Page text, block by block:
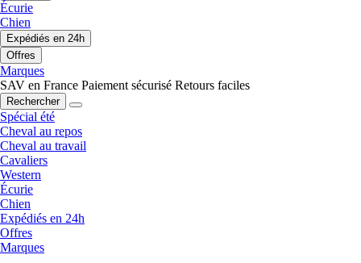
Écurie
Chien
Expédiés en 24h
Offres
Marques
SAV en France Paiement sécurisé Retours faciles
Rechercher
Spécial été
Cheval au repos
Cheval au travail
Cavaliers
Western
Écurie
Chien
Expédiés en 24h
Offres
Marques